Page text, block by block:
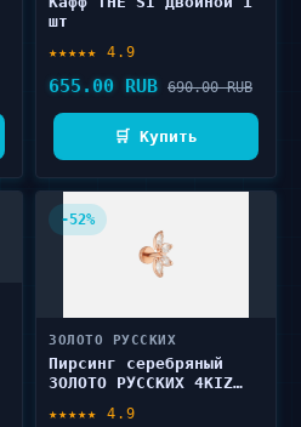
шт
★★★★★ 4.9
655.00 RUB 690.00 RUB
🛒 Купить
-52%
ЗОЛОТО РУССКИХ
Пирсинг серебряный
ЗОЛОТО РУССКИХ 4KIZ
★★★★★ 4.9